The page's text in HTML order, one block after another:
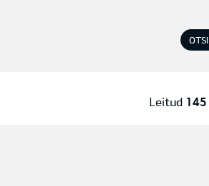
OTSI
Leitud 145